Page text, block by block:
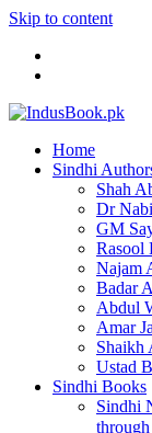
Skip to content
Home
Sindhi
Shah
Dr
GM
Rasool
Najam
Badar
Abdul
Amar
Shaikh
Ustad
Sindhi Books
Sindhi